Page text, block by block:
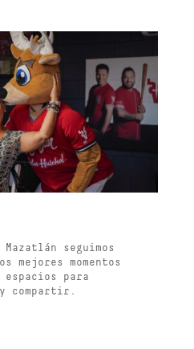
Mazatlán seguimos
mejores momentos
espacios para
compartir.